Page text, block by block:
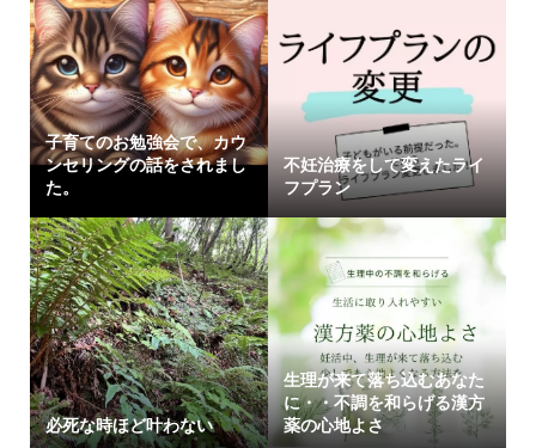
子育てのお勉強会で、カウ
ンセリングの話をされまし
た。
不妊治療をして変えたライ
フプラン
必死な時ほど叶わない
生理が来て落ち込むあなた
に・・不調を和らげる漢方
薬の心地よさ